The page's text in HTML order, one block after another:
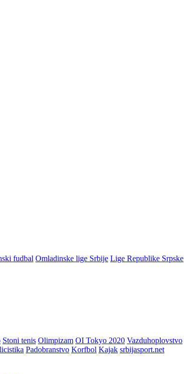
fudbal Omladinske lige Srbije Lige Republike Srpske
Stoni tenis Olimpizam OI Tokyo 2020 Vazduhoplovstvo
Padobranstvo Korfbol Kajak srbijasport.net